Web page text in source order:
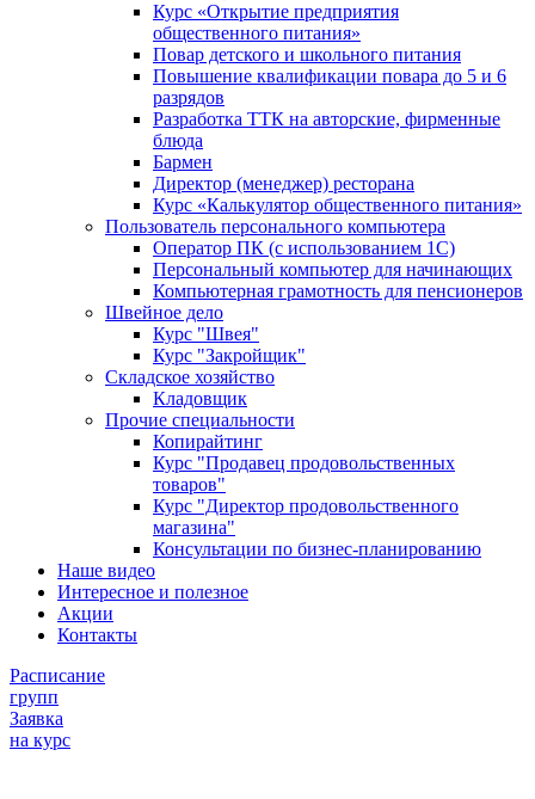
Курс «Открытие предприятия
общественного питания»
Повар детского и школьного питания
Повышение квалификации повара до 5 и 6
разрядов
Разработка ТТК на авторские, фирменные
блюда
Бармен
Директор (менеджер) ресторана
Курс «Калькулятор общественного питания»
Пользователь персонального компьютера
Оператор ПК (с использованием 1С)
Персональный компьютер для начинающих
Компьютерная грамотность для пенсионеров
Швейное дело
Курс "Швея"
Курс "Закройщик"
Складское хозяйство
Кладовщик
Прочие специальности
Копирайтинг
Курс "Продавец продовольственных
товаров"
Курс "Директор продовольственного
магазина"
Консультации по бизнес-планированию
Наше видео
Интересное и полезное
Акции
Контакты
Расписание
групп
Заявка
на курс